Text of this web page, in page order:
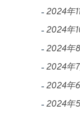
2024年
2024年
2024年
2024年
2024年
2024年